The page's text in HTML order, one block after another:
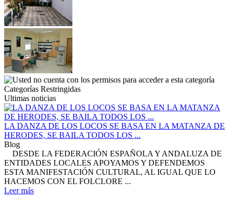
Categorías Restringidas
Ultimas noticias
LA DANZA DE LOS LOCOS SE BASA EN LA MATANZA DE
HERODES, SE BAILA TODOS LOS ...
Blog
DESDE LA FEDERACIÓN ESPAÑOLA Y ANDALUZA DE
ENTIDADES LOCALES APOYAMOS Y DEFENDEMOS
ESTA MANIFESTACIÓN CULTURAL, AL IGUAL QUE LO
HACEMOS CON EL FOLCLORE ...
Leer más